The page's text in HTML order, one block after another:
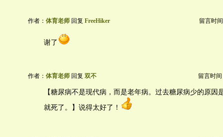
作者： 体育老师 回复 FreeHiker 留言时
谢了
作者： 体育老师 回复 双不 留言时间
【糖尿病不是现代病，而是老年病。过去糖尿病少的原因
就死了。】说得太好了！